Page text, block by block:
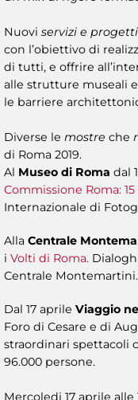
Nuovi servizi e progetti
con l’obiettivo di
di tutti, e offrire
alle strutture museali
le barriere
Diverse le mostre che
di Roma 2019.
Al Museo di Roma dal
Commissione Roma:
Internazionale di
Alla Centrale
i Volti di Roma.
Centrale Montemartini.
Dal 17 aprile Viaggio
Foro di Cesare e di
straordinari spettacoli
96.000 persone.